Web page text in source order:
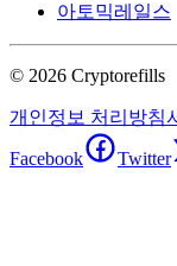
아토믹레일스
© 2026 Cryptorefills
개인정보 처리방침
Facebook Twitter